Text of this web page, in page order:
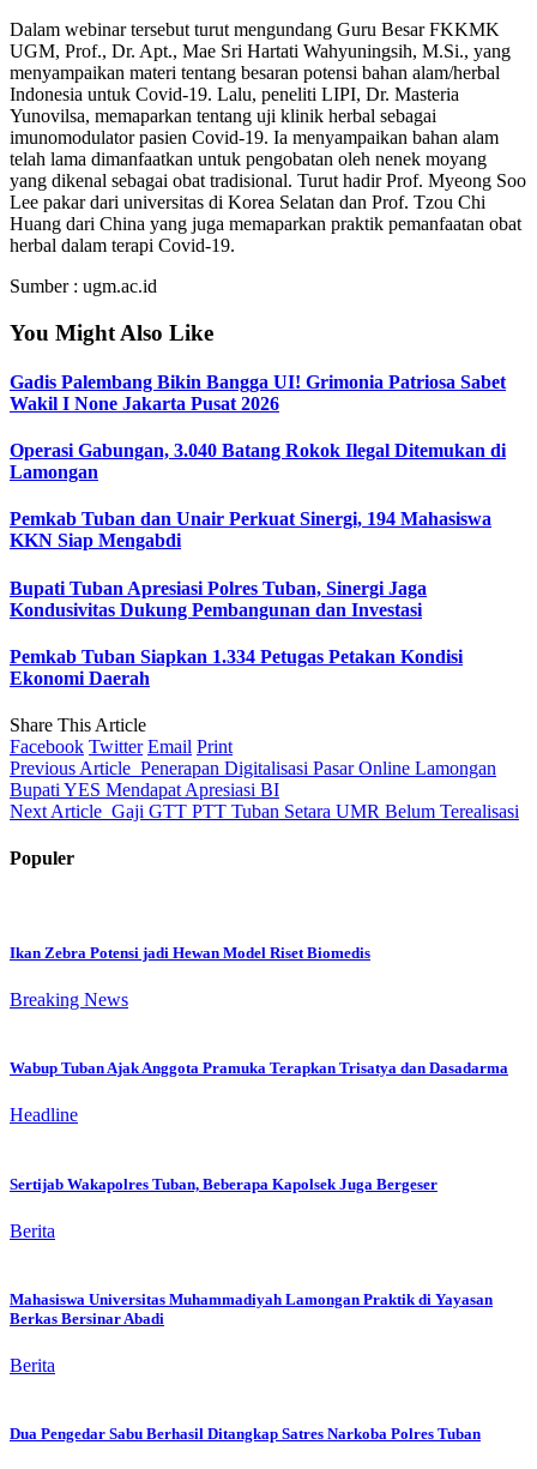
Dalam webinar tersebut turut mengundang Guru Besar FKKMK
UGM, Prof., Dr. Apt., Mae Sri Hartati Wahyuningsih, M.Si., yang
menyampaikan materi tentang besaran potensi bahan alam/herbal
Indonesia untuk Covid-19. Lalu, peneliti LIPI, Dr. Masteria
Yunovilsa, memaparkan tentang uji klinik herbal sebagai
imunomodulator pasien Covid-19. Ia menyampaikan bahan alam
telah lama dimanfaatkan untuk pengobatan oleh nenek moyang
yang dikenal sebagai obat tradisional. Turut hadir Prof. Myeong Soo
Lee pakar dari universitas di Korea Selatan dan Prof. Tzou Chi
Huang dari China yang juga memaparkan praktik pemanfaatan obat
herbal dalam terapi Covid-19.
Sumber : ugm.ac.id
You Might Also Like
Gadis Palembang Bikin Bangga UI! Grimonia Patriosa Sabet
Wakil I None Jakarta Pusat 2026
Operasi Gabungan, 3.040 Batang Rokok Ilegal Ditemukan di
Lamongan
Pemkab Tuban dan Unair Perkuat Sinergi, 194 Mahasiswa
KKN Siap Mengabdi
Bupati Tuban Apresiasi Polres Tuban, Sinergi Jaga
Kondusivitas Dukung Pembangunan dan Investasi
Pemkab Tuban Siapkan 1.334 Petugas Petakan Kondisi
Ekonomi Daerah
Share This Article
Facebook Twitter Email Print
Previous Article Penerapan Digitalisasi Pasar Online Lamongan
Bupati YES Mendapat Apresiasi BI
Next Article Gaji GTT PTT Tuban Setara UMR Belum Terealisasi
Populer
Ikan Zebra Potensi jadi Hewan Model Riset Biomedis
Breaking News
Wabup Tuban Ajak Anggota Pramuka Terapkan Trisatya dan Dasadarma
Headline
Sertijab Wakapolres Tuban, Beberapa Kapolsek Juga Bergeser
Berita
Mahasiswa Universitas Muhammadiyah Lamongan Praktik di Yayasan
Berkas Bersinar Abadi
Berita
Dua Pengedar Sabu Berhasil Ditangkap Satres Narkoba Polres Tuban